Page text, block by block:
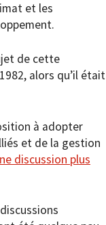
et les
de cette
alors qu’il était
à adopter
et de la gestion
discussion plus